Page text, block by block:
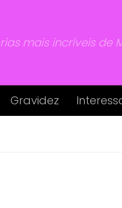
mais incríveis de
Gravidez